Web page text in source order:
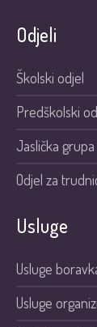
Odjeli
Školski odjel
Predškolski
Jaslička grupa
Odjel za
Usluge
Usluge
Usluge